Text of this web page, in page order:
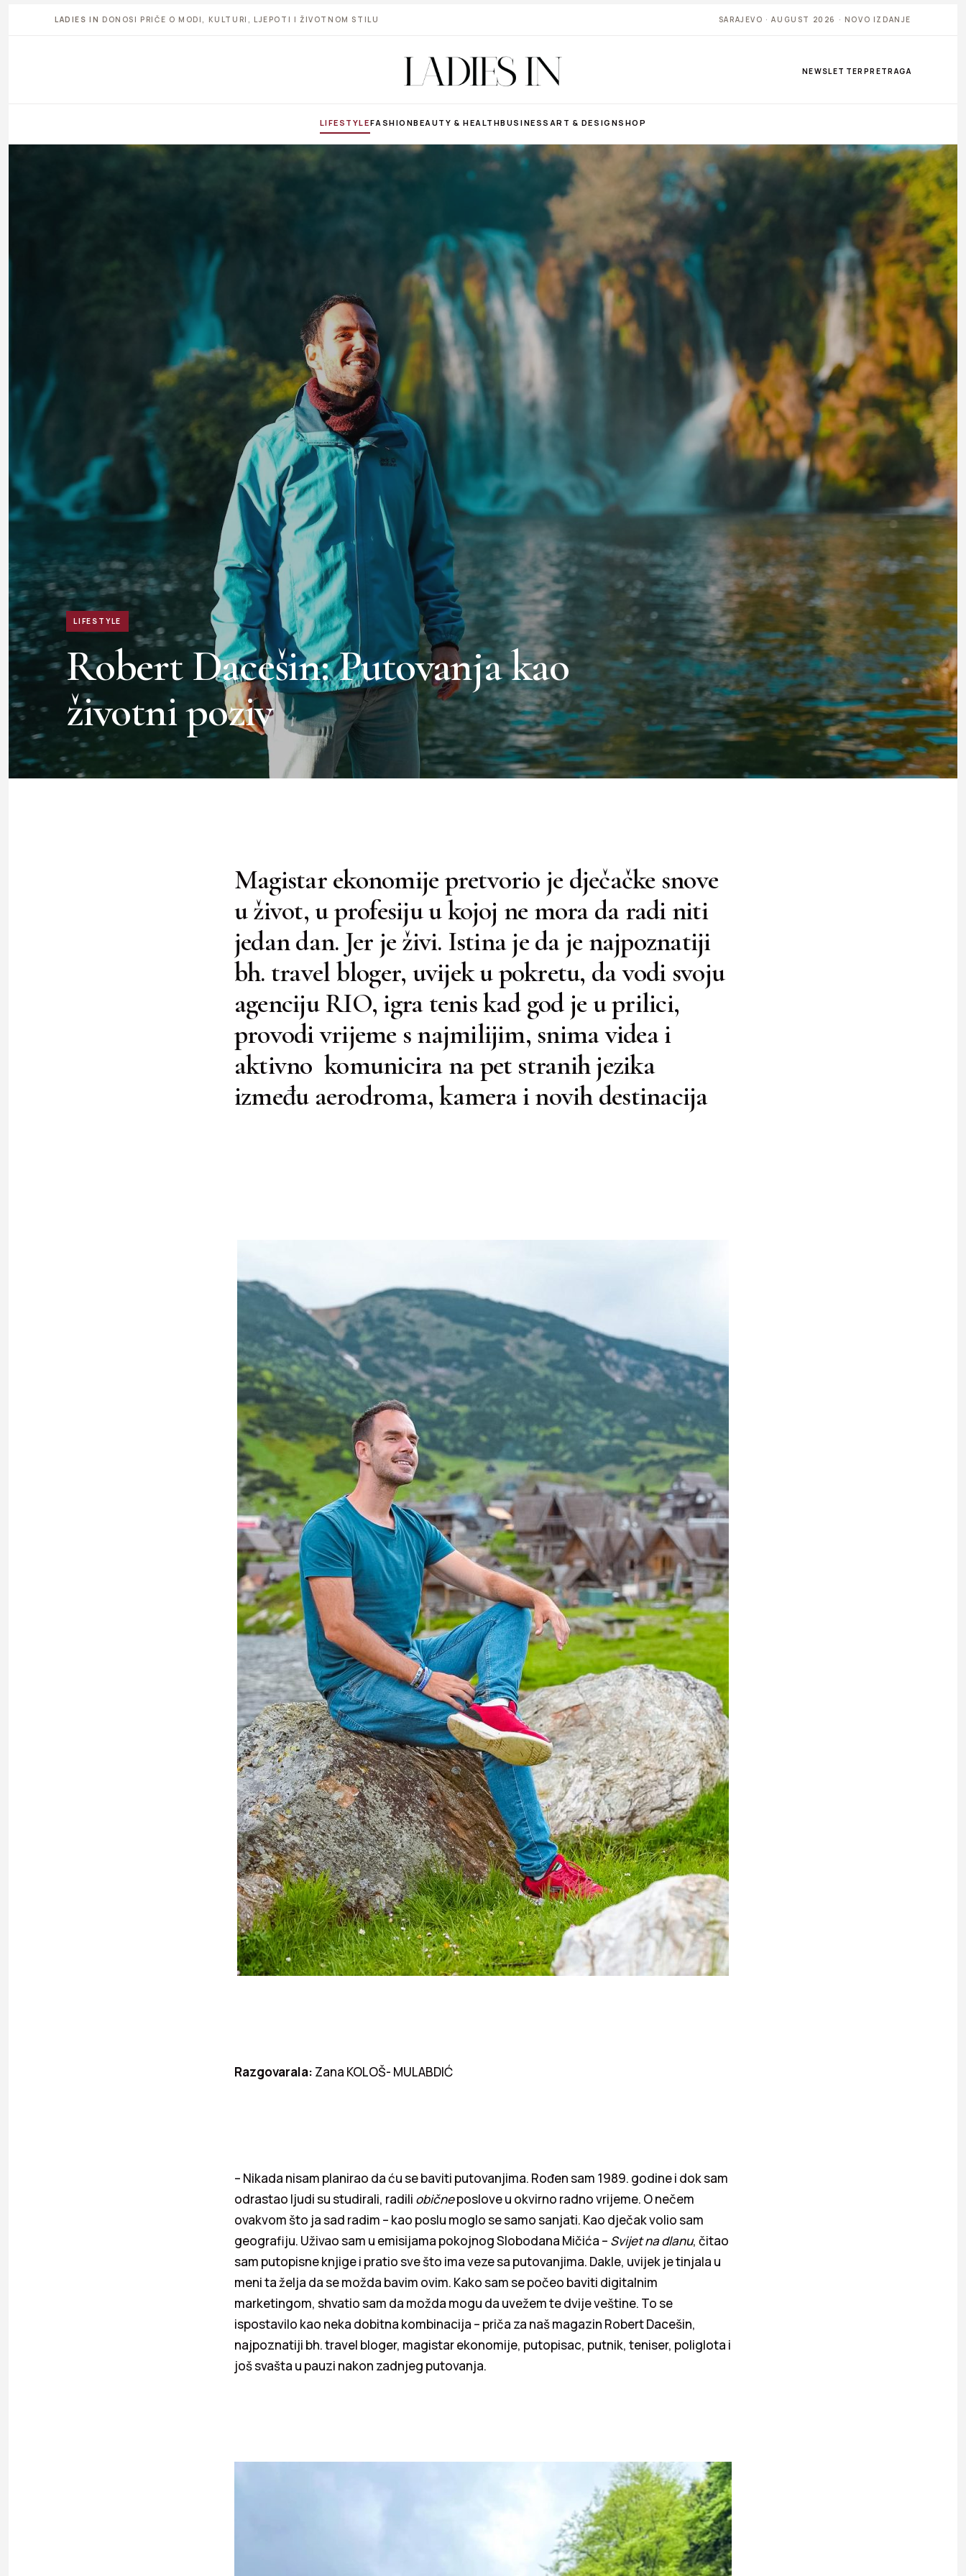
LADIES IN DONOSI PRIČE O MODI, KULTURI, LJEPOTI I ŽIVOTNOM STILU SARAJEVO · AUGUST 2026 · NOVO IZDANJE
NEWSLETTER PRETRAGA
LIFESTYLEFASHIONBEAUTY & HEALTHBUSINESS ART & DESIGNSHOP
LIFESTYLE
Robert Dacešin: Putovanja kao
životni poziv
Magistar ekonomije pretvorio je dječačke snove
u život, u profesiju u kojoj ne mora da radi niti
jedan dan. Jer je živi. Istina je da je najpoznatiji
bh. travel bloger, uvijek u pokretu, da vodi svoju
agenciju RIO, igra tenis kad god je u prilici,
provodi vrijeme s najmilijim, snima videa i
aktivno komunicira na pet stranih jezika
između aerodroma, kamera i novih destinacija
Razgovarala: Zana KOLOŠ- MULABDIĆ
– Nikada nisam planirao da ću se baviti putovanjima. Rođen sam 1989. godine i dok sam
odrastao ljudi su studirali, radili običneposlove u okvirno radno vrijeme. O nečem
ovakvom što ja sad radim – kao poslu moglo se samo sanjati. Kao dječak volio sam
geografiju. Uživao sam u emisijama pokojnog Slobodana Mičića – Svijet na dlanu, čitao
sam putopisne knjige i pratio sve što ima veze sa putovanjima. Dakle, uvijek je tinjala u
meni ta želja da se možda bavim ovim. Kako sam se počeo baviti digitalnim
marketingom, shvatio sam da možda mogu da uvežem te dvije veštine. To se
ispostavilo kao neka dobitna kombinacija – priča za naš magazin Robert Dacešin,
najpoznatiji bh. travel bloger, magistar ekonomije, putopisac, putnik, teniser, poliglota i
još svašta u pauzi nakon zadnjeg putovanja.